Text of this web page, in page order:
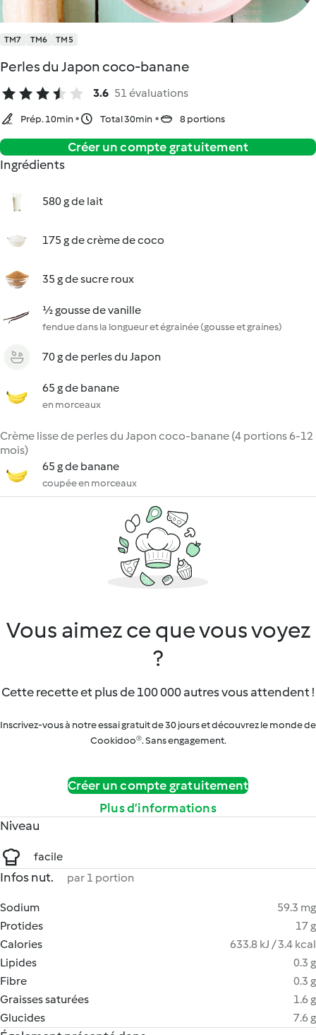
TM7 TM6 TM5
Perles du Japon coco-banane
3.6 51 évaluations
Prép. 10min Total 30min 8 portions
Créer un compte gratuitement
Ingrédients
580 g de lait
175 g de crème de coco
35 g de sucre roux
½ gousse de vanille
fendue dans la longueur et égrainée (gousse et graines)
70 g de perles du Japon
65 g de banane
en morceaux
Crème lisse de perles du Japon coco-banane (4 portions 6-12
mois)
65 g de banane
coupée en morceaux
Vous aimez ce que vous voyez
?
Cette recette et plus de 100 000 autres vous attendent !
Inscrivez-vous à notre essai gratuit de 30 jours et découvrez le monde de
Cookidoo®. Sans engagement.
Créer un compte gratuitement
Plus d’informations
Niveau
facile
Infos nut. par 1 portion
Sodium
59.3 mg
Protides
17 g
Calories
633.8 kJ / 3.4 kcal
Lipides
0.3 g
Fibre
0.3 g
Graisses saturées
1.6 g
Glucides
7.6 g